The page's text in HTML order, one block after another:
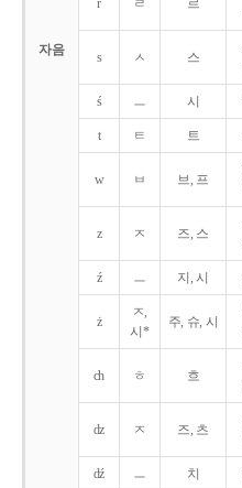
자음
r ㄹ 르
s ㅅ 스
ś ㅡ 시
t ㅌ 트
w ㅂ 브, 프
z ㅈ 즈, 스
ź ㅡ 지, 시
ż
ㅈ,
시*
주, 슈, 시
ch ㅎ 흐
dz ㅈ 즈, 츠
dź ㅡ 치